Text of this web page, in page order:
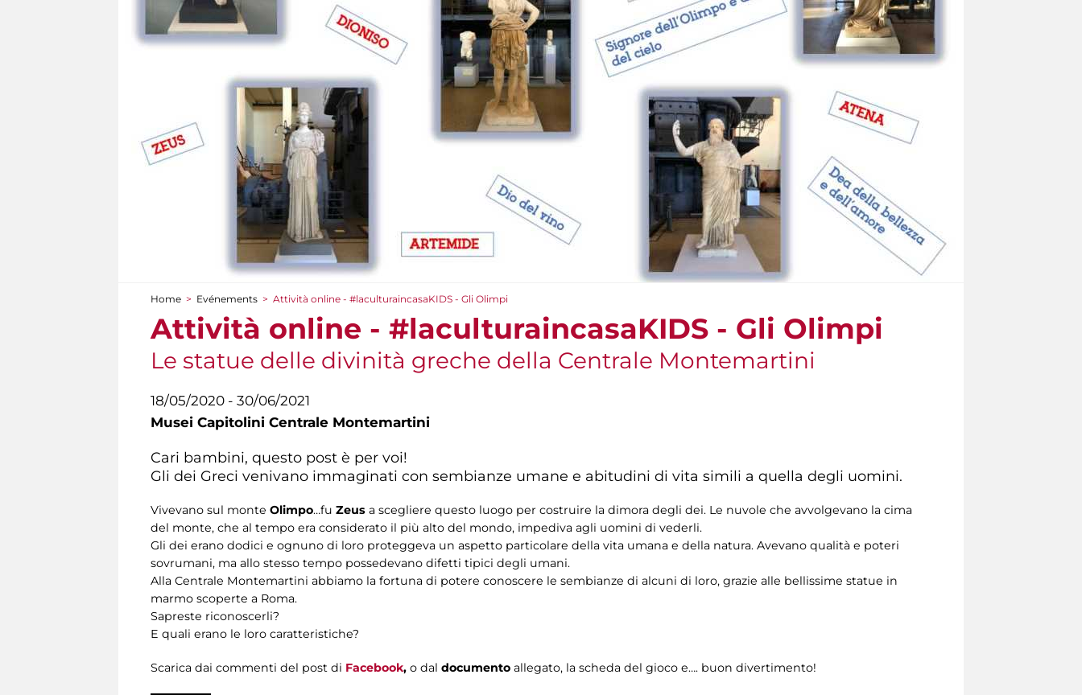
You are here
Home > Evénements > Attività online - #laculturaincasaKIDS - Gli Olimpi
Attività online - #laculturaincasaKIDS - Gli Olimpi
Le statue delle divinità greche della Centrale Montemartini
18/05/2020 - 30/06/2021
Musei Capitolini Centrale Montemartini
Cari bambini, questo post è per voi!
Gli dei Greci venivano immaginati con sembianze umane e abitudini di vita simili a quella degli uomini.
Vivevano sul monte Olimpo…fu Zeus a scegliere questo luogo per costruire la dimora degli dei. Le nuvole che avvolgevano la cima
del monte, che al tempo era considerato il più alto del mondo, impediva agli uomini di vederli.
Gli dei erano dodici e ognuno di loro proteggeva un aspetto particolare della vita umana e della natura. Avevano qualità e poteri
sovrumani, ma allo stesso tempo possedevano difetti tipici degli umani.
Alla Centrale Montemartini abbiamo la fortuna di potere conoscere le sembianze di alcuni di loro, grazie alle bellissime statue in
marmo scoperte a Roma.
Sapreste riconoscerli?
E quali erano le loro caratteristiche?
Scarica dai commenti del post di Facebook, o dal documento allegato, la scheda del gioco e…. buon divertimento!